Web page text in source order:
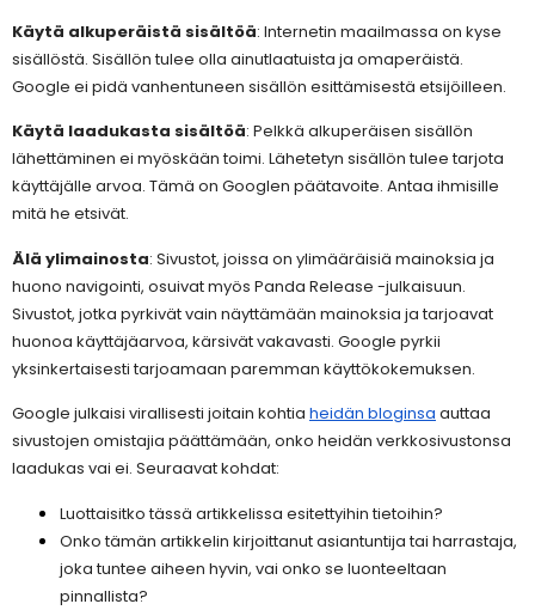
Käytä alkuperäistä sisältöä: Internetin maailmassa on kyse
sisällöstä. Sisällön tulee olla ainutlaatuista ja omaperäistä.
Google ei pidä vanhentuneen sisällön esittämisestä etsijöilleen.
Käytä laadukasta sisältöä: Pelkkä alkuperäisen sisällön
lähettäminen ei myöskään toimi. Lähetetyn sisällön tulee tarjota
käyttäjälle arvoa. Tämä on Googlen päätavoite. Antaa ihmisille
mitä he etsivät.
Älä ylimainosta: Sivustot, joissa on ylimääräisiä mainoksia ja
huono navigointi, osuivat myös Panda Release -julkaisuun.
Sivustot, jotka pyrkivät vain näyttämään mainoksia ja tarjoavat
huonoa käyttäjäarvoa, kärsivät vakavasti. Google pyrkii
yksinkertaisesti tarjoamaan paremman käyttökokemuksen.
Google julkaisi virallisesti joitain kohtia heidän bloginsa auttaa
sivustojen omistajia päättämään, onko heidän verkkosivustonsa
laadukas vai ei. Seuraavat kohdat:
Luottaisitko tässä artikkelissa esitettyihin tietoihin?
Onko tämän artikkelin kirjoittanut asiantuntija tai harrastaja,
joka tuntee aiheen hyvin, vai onko se luonteeltaan
pinnallista?